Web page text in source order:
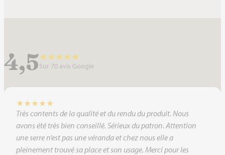
4,5★★★★★
Sur 70 avis Google
★★★★★
Très contents de la qualité et du rendu du produit. Nous
avons été très bien conseillé. Sérieux du patron. Attention
une serre n’est pas une véranda et chez nous elle a
pleinement trouvé sa place et son usage. Merci pour les